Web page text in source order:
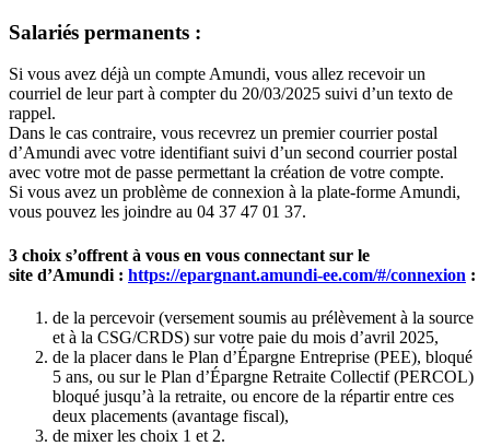
Salariés permanents :
Si vous avez déjà un compte Amundi, vous allez recevoir un
courriel de leur part à compter du 20/03/2025 suivi d’un texto de
rappel.
Dans le cas contraire, vous recevrez un premier courrier postal
d’Amundi avec votre identifiant suivi d’un second courrier postal
avec votre mot de passe permettant la création de votre compte.
Si vous avez un problème de connexion à la plate-forme Amundi,
vous pouvez les joindre au 04 37 47 01 37.
3 choix s’offrent à vous en vous connectant sur le
site d’Amundi : https://epargnant.amundi-ee.com/#/connexion :
de la percevoir (versement soumis au prélèvement à la source
et à la CSG/CRDS) sur votre paie du mois d’avril 2025,
de la placer dans le Plan d’Épargne Entreprise (PEE), bloqué
5 ans, ou sur le Plan d’Épargne Retraite Collectif (PERCOL)
bloqué jusqu’à la retraite, ou encore de la répartir entre ces
deux placements (avantage fiscal),
de mixer les choix 1 et 2.